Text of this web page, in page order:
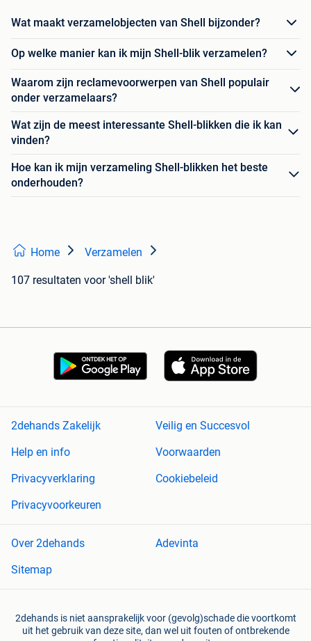
Wat maakt verzamelobjecten van Shell bijzonder?
Op welke manier kan ik mijn Shell-blik verzamelen?
Waarom zijn reclamevoorwerpen van Shell populair
onder verzamelaars?
Wat zijn de meest interessante Shell-blikken die ik kan
vinden?
Hoe kan ik mijn verzameling Shell-blikken het beste
onderhouden?
Home Verzamelen
107 resultaten voor 'shell blik'
2dehands Zakelijk
Veilig en Succesvol
Help en info
Voorwaarden
Privacyverklaring
Cookiebeleid
Privacyvoorkeuren
Over 2dehands
Adevinta
Sitemap
2dehands is niet aansprakelijk voor (gevolg)schade die voortkomt
uit het gebruik van deze site, dan wel uit fouten of ontbrekende